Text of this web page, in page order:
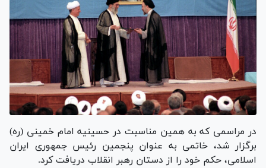
در مراسمی که به همین مناسبت در حسینیه امام خمینی (ره)
برگزار شد، خاتمی به عنوان پنجمین رئیس جمهوری ایران
اسلامی، حکم خود را از دستان رهبر انقلاب دریافت کرد.